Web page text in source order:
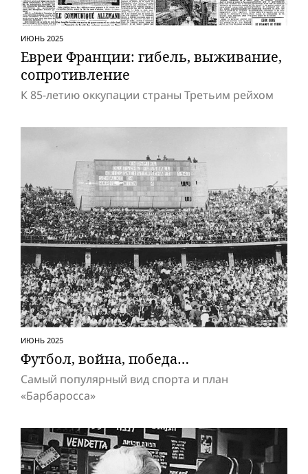
ИЮНЬ 2025
Евреи Франции: гибель, выживание,
сопротивление
К 85-летию оккупации страны Третьим рейхом
ИЮНЬ 2025
Футбол, вой­на, победа…
Самый популярный вид спорта и план
«Барбаросса»